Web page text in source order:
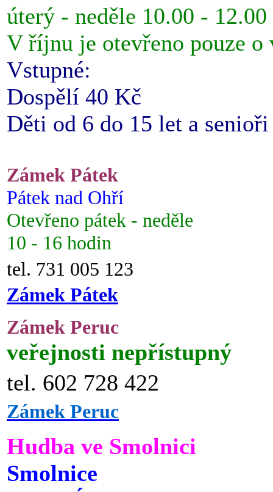
úterý - neděle 10.00 -
V říjnu je otevřeno pouze o
Vstupné:
Dospělí 40 Kč
Děti od 6 do 15 let a
Zámek Pátek
Pátek nad Ohří
Otevřeno pátek - neděle
10 - 16 hodin
tel. 731 005 123
Zámek Pátek
Zámek Peruc
veřejnosti nepřístupný
tel. 602 728 422
Zámek Peruc
Hudba ve Smolnici
Smolnice